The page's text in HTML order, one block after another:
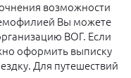
возможности
Вы можете
ВОГ. Если
оформить выписку
Для путешествий